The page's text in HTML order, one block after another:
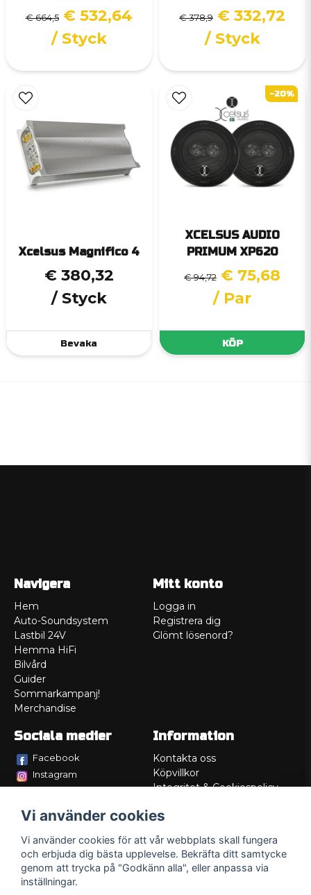
€ 664,5 € 532,64
/ Styck
€ 378,9 € 332,72
/ Styck
Xcelsus Magnifico 4
€ 380,32
/ Styck
Bevaka
XCELSUS AUDIO
PRIMUM XP620
€ 94,72 € 75,68
/ Par
KÖP
-20%
Navigera
Hem
Auto-Soundsystem
Lastbil 24V
Hemma HiFi
Bilvård
Guider
Sommarkampanj!
Merchandise
Mitt konto
Logga in
Registrera dig
Glömt lösenord?
Sociala medier
Facebook
Instagram
Information
Kontakta oss
Köpvillkor
Integritet & Cookiespolicy
Service/Garanti
Lådritning
Om oss
Vi använder cookies
Vi använder cookies för att vår webbplats skall fungera
och erbjuda dig bästa upplevelse. Bekräfta ditt samtycke
genom att trycka på "Godkänn alla", eller anpassa via
inställningar.